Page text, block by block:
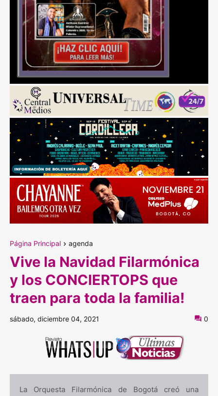
Página Principal agenda
Vive la Navidad Filarmónica
y los CONCIERTOPS que
traen para toda la familia!
sábado, diciembre 04, 2021 0
La Orquesta Filarmónica de Bogotá creó una